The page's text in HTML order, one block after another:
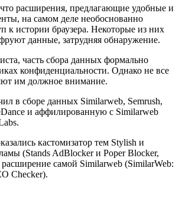
расширения, предлагающие удобные и
на самом деле необоснованно
к истории браузера. Некоторые из них
данные, затрудняя обнаружение.
часть сбора данных формально
конфиденциальности. Однако не все
им должное внимание.
в сборе данных Similarweb, Semrush,
и аффилированную с Similarweb
кастомизатор тем Stylish и
(Stands AdBlocker и Poper Blocker,
самой Similarweb (SimilarWeb:
Checker).